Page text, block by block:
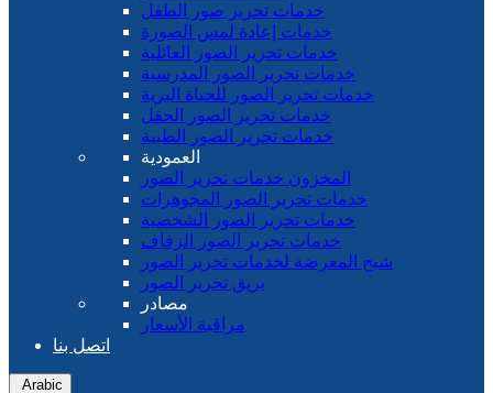
خدمات تحرير صور الطفل
خدمات إعادة لمس الصورة
خدمات تحرير الصور العائلية
خدمات تحرير الصور المدرسية
خدمات تحرير الصور للحياة البرية
خدمات تحرير الصور الحفل
خدمات تحرير الصور الطبية
العمودية
المخزون خدمات تحرير الصور
خدمات تحرير الصور المجوهرات
خدمات تحرير الصور الشخصية
خدمات تحرير الصور الزفاف
شبح المعرضة لخدمات تحرير الصور
بريق تحرير الصور
مصادر
مراقبة الأسعار
اتصل بنا
Arabic